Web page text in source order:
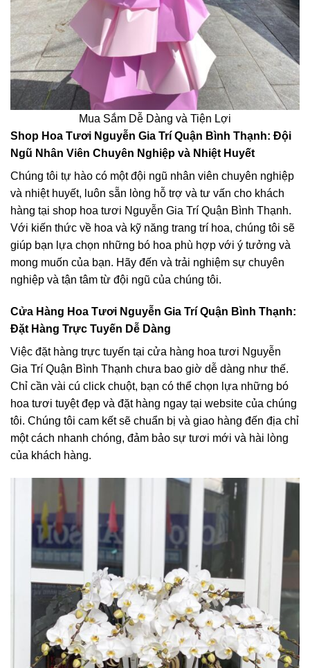
Mua Sắm Dễ Dàng và Tiện Lợi
Shop Hoa Tươi Nguyễn Gia Trí Quận Bình Thạnh: Đội
Ngũ Nhân Viên Chuyên Nghiệp và Nhiệt Huyết
Chúng tôi tự hào có một đội ngũ nhân viên chuyên nghiệp
và nhiệt huyết, luôn sẵn lòng hỗ trợ và tư vấn cho khách
hàng tại shop hoa tươi Nguyễn Gia Trí Quận Bình Thạnh.
Với kiến thức về hoa và kỹ năng trang trí hoa, chúng tôi sẽ
giúp bạn lựa chọn những bó hoa phù hợp với ý tưởng và
mong muốn của bạn. Hãy đến và trải nghiệm sự chuyên
nghiệp và tận tâm từ đội ngũ của chúng tôi.
Cửa Hàng Hoa Tươi Nguyễn Gia Trí Quận Bình Thạnh:
Đặt Hàng Trực Tuyến Dễ Dàng
Việc đặt hàng trực tuyến tại cửa hàng hoa tươi Nguyễn
Gia Trí Quận Bình Thạnh chưa bao giờ dễ dàng như thế.
Chỉ cần vài cú click chuột, bạn có thể chọn lựa những bó
hoa tươi tuyệt đẹp và đặt hàng ngay tại website của chúng
tôi. Chúng tôi cam kết sẽ chuẩn bị và giao hàng đến địa chỉ
một cách nhanh chóng, đảm bảo sự tươi mới và hài lòng
của khách hàng.